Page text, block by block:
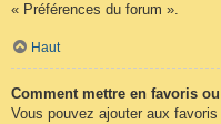
« Préférences du forum ».
Haut
Comment mettre en favoris
Vous pouvez ajouter aux